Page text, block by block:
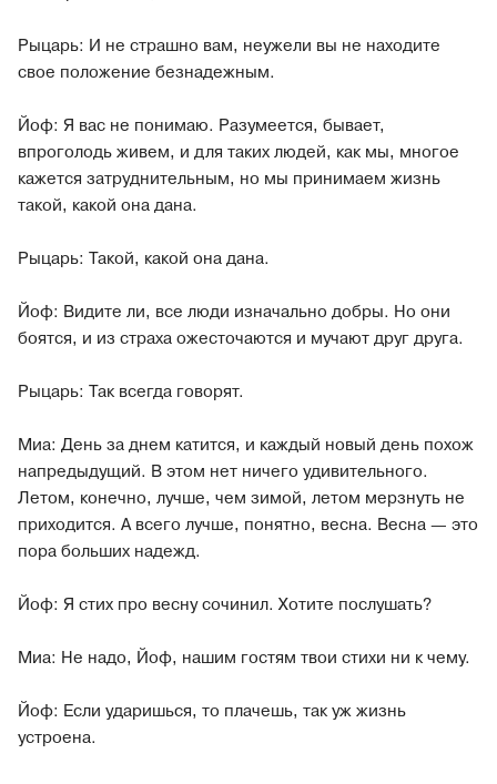
Рыцарь: И не страшно вам, неужели вы не находите
свое положение безнадежным.
Йоф: Я вас не понимаю. Разумеется, бывает,
впроголодь живем, и для таких людей, как мы, многое
кажется затруднительным, но мы принимаем жизнь
такой, какой она дана.
Рыцарь: Такой, какой она дана.
Йоф: Видите ли, все люди изначально добры. Но они
боятся, и из страха ожесточаются и мучают друг друга.
Рыцарь: Так всегда говорят.
Миа: День за днем катится, и каждый новый день похож
напредыдущий. В этом нет ничего удивительного.
Летом, конечно, лучше, чем зимой, летом мерзнуть не
приходится. А всего лучше, понятно, весна. Весна — это
пора больших надежд.
Йоф: Я стих про весну сочинил. Хотите послушать?
Миа: Не надо, Йоф, нашим гостям твои стихи ни к чему.
Йоф: Если ударишься, то плачешь, так уж жизнь
устроена.